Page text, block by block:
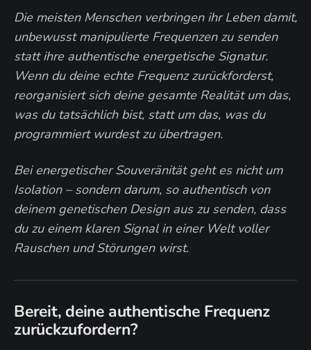
Die meisten Menschen verbringen ihr Leben damit,
unbewusst manipulierte Frequenzen zu senden
statt ihre authentische energetische Signatur.
Wenn du deine echte Frequenz zurückforderst,
reorganisiert sich deine gesamte Realität um das,
was du tatsächlich bist, statt um das, was du
programmiert wurdest zu übertragen.
Bei energetischer Souveränität geht es nicht um
Isolation – sondern darum, so authentisch von
deinem genetischen Design aus zu senden, dass
du zu einem klaren Signal in einer Welt voller
Rauschen und Störungen wirst.
Bereit, deine authentische Frequenz
zurückzufordern?